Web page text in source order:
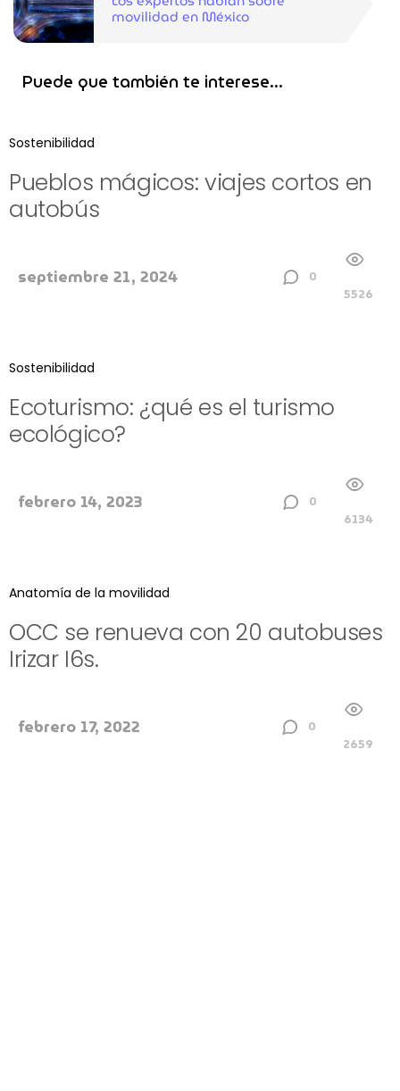
movilidad en México
Puede que también te interese...
Sostenibilidad
Pueblos mágicos: viajes cortos en
autobús
septiembre 21, 2024
0
5526
Sostenibilidad
Ecoturismo: ¿qué es el turismo
ecológico?
febrero 14, 2023
0
6134
Anatomía de la movilidad
OCC se renueva con 20 autobuses
Irizar I6s.
febrero 17, 2022
0
2659